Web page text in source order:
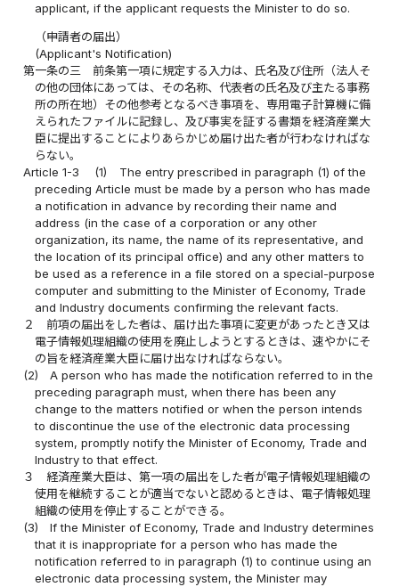
applicant, if the applicant requests the Minister to do so.
（申請者の届出）
(Applicant's Notification)
第一条の三
前条第一項に規定する入力は、氏名及び住所（法人そ
の他の団体にあっては、その名称、代表者の氏名及び主たる事務
所の所在地）その他参考となるべき事項を、専用電子計算機に備
えられたファイルに記録し、及び事実を証する書類を経済産業大
臣に提出することによりあらかじめ届け出た者が行わなければな
らない。
Article 1-3
(1)
The entry prescribed in paragraph (1) of the
preceding Article must be made by a person who has made
a notification in advance by recording their name and
address (in the case of a corporation or any other
organization, its name, the name of its representative, and
the location of its principal office) and any other matters to
be used as a reference in a file stored on a special-purpose
computer and submitting to the Minister of Economy, Trade
and Industry documents confirming the relevant facts.
２
前項の届出をした者は、届け出た事項に変更があったとき又は
電子情報処理組織の使用を廃止しようとするときは、速やかにそ
の旨を経済産業大臣に届け出なければならない。
(2)
A person who has made the notification referred to in the
preceding paragraph must, when there has been any
change to the matters notified or when the person intends
to discontinue the use of the electronic data processing
system, promptly notify the Minister of Economy, Trade and
Industry to that effect.
３
経済産業大臣は、第一項の届出をした者が電子情報処理組織の
使用を継続することが適当でないと認めるときは、電子情報処理
組織の使用を停止することができる。
(3)
If the Minister of Economy, Trade and Industry determines
that it is inappropriate for a person who has made the
notification referred to in paragraph (1) to continue using an
electronic data processing system, the Minister may